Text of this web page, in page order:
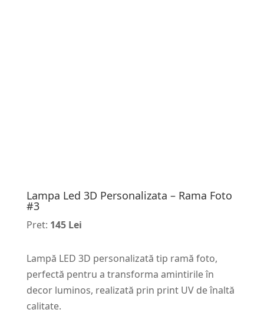
Lampa Led 3D Personalizata – Rama Foto
#3
Pret: 145 Lei
Lampă LED 3D personalizată tip ramă foto,
perfectă pentru a transforma amintirile în
decor luminos, realizată prin print UV de înaltă
calitate.